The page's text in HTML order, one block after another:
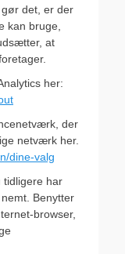
det, er der
kan bruge,
at
her:
der
netværk her.
dine-valg
tidligere har
Benytter
browser,